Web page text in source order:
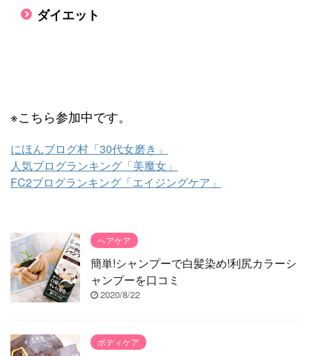
ダイエット
※こちら参加中です。
にほんブログ村「30代女磨き」
人気ブログランキング「美魔女」
FC2ブログランキング「エイジングケア」
ヘアケア
簡単!シャンプーで白髪染め!利尻カラーシ
ャンプーを口コミ
2020/8/22
ボディケア